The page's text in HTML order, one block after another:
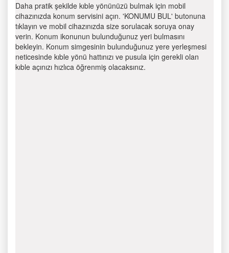
Daha pratik şekilde kıble yönünüzü bulmak için mobil
cihazınızda konum servisini açın. 'KONUMU BUL' butonuna
tıklayın ve mobil cihazınızda size sorulacak soruya onay
verin. Konum ikonunun bulunduğunuz yeri bulmasını
bekleyin. Konum simgesinin bulunduğunuz yere yerleşmesi
neticesinde kıble yönü hattınızı ve pusula için gerekli olan
kıble açınızı hızlıca öğrenmiş olacaksınız.